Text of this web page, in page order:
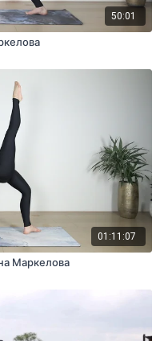
50:01
01:11:07
Маркелова